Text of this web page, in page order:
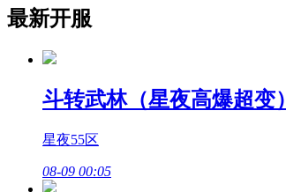
最新开服
斗转武林（星夜高爆超变）
星夜55区
08-09 00:05